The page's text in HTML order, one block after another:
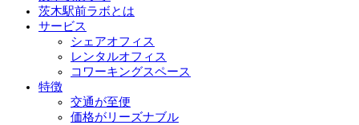
茨木駅前ラボとは
サービス
シェアオフィス
レンタルオフィス
コワーキングスペース
特徴
交通が至便
価格がリーズナブル